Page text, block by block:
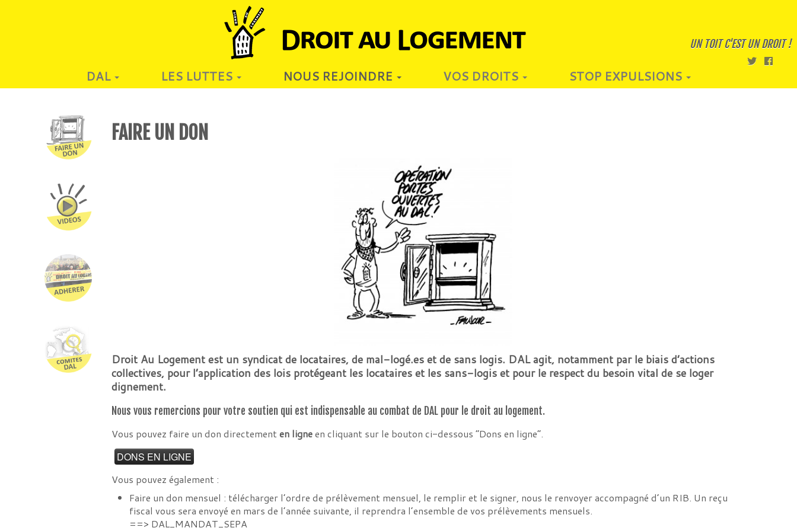
UN TOIT C'EST UN DROIT !
DAL LES LUTTES NOUS REJOINDRE VOS DROITS STOP EXPULSIONS
FAIRE UN DON
Droit Au Logement est un syndicat de locataires, de mal-logé.es et de sans logis. DAL agit, notamment par le biais d’actions
collectives, pour l’application des lois protégeant les locataires et les sans-logis et pour le respect du besoin vital de se loger
dignement.
Nous vous remercions pour votre soutien qui est indispensable au combat de DAL pour le droit au logement.
Vous pouvez faire un don directementen ligneen cliquant sur le bouton ci-dessous “Dons en ligne”.
Vous pouvez également :
Faire un don mensuel : télécharger l’ordre de prélèvement mensuel, le remplir et le signer, nous le renvoyer accompagné d’un RIB. Un reçu
fiscal vous sera envoyé en mars de l’année suivante, il reprendra l’ensemble de vos prélèvements mensuels.
==> DAL_MANDAT_SEPA